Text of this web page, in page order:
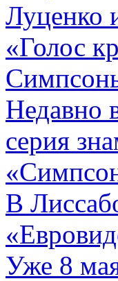
Луценко
«Голос
Недавно
серия
В
Уже 8